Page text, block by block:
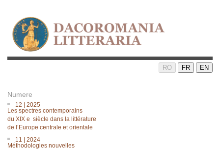
RO FR EN
Numere
12 | 2025
Les spectres contemporains
du XIX e siècle dans la littérature
de lʼEurope centrale et orientale
11 | 2024
Méthodologies nouvelles